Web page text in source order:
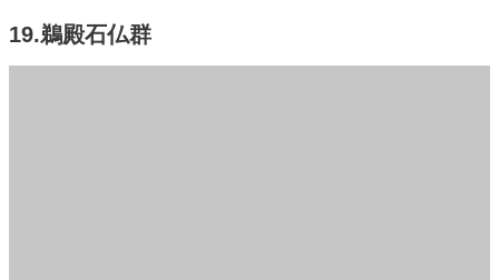
19.鵜殿石仏群